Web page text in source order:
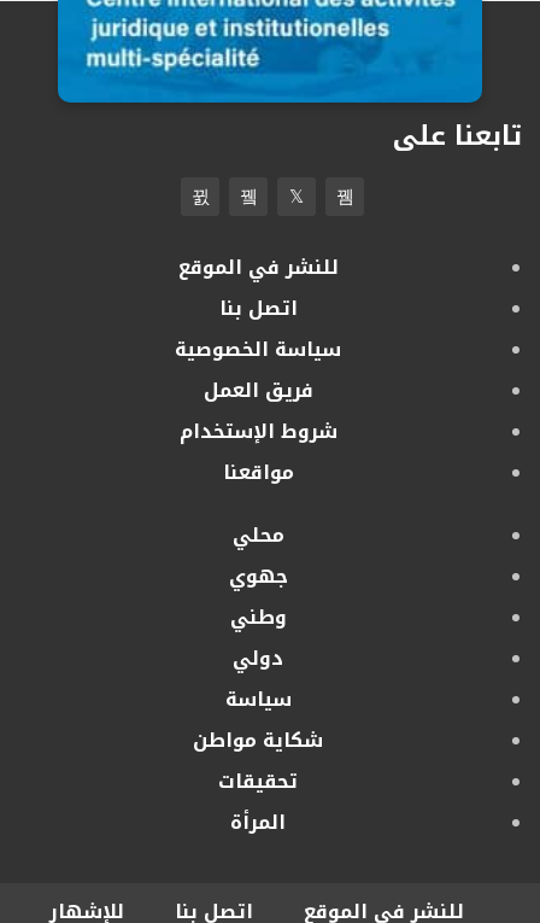
تابعنا على
للنشر في الموقع
اتصل بنا
سياسة الخصوصية
فريق العمل
شروط الإستخدام
مواقعنا
محلي
جهوي
وطني
دولي
سياسة
شكاية مواطن
تحقيقات
المرأة
للنشر في الموقع اتصل بنا للإشهار